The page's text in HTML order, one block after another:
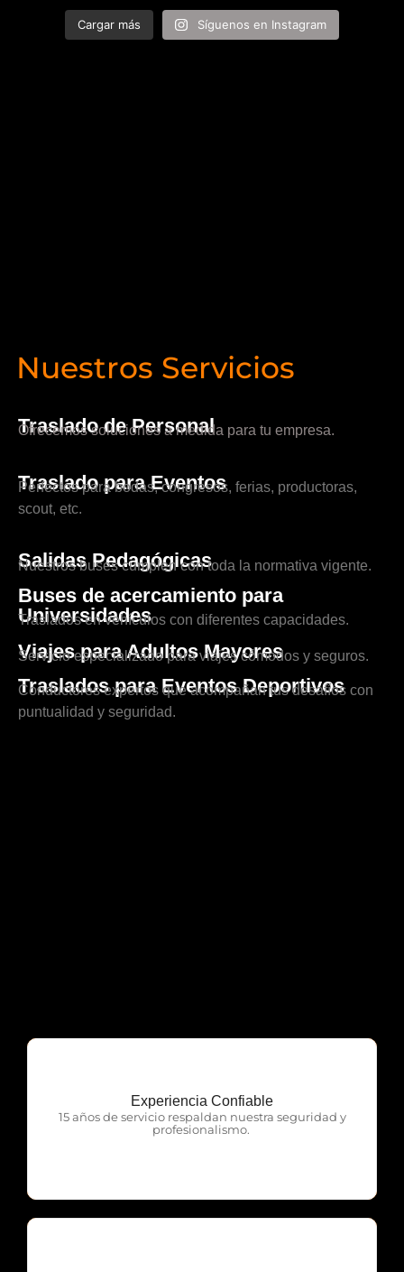
Cargar más Síguenos en Instagram
Nuestros Servicios
Traslado de Personal
Ofrecemos soluciones a medida para tu empresa.
Traslado para Eventos
Perfectos para bodas, congresos, ferias, productoras,
scout, etc.
Salidas Pedagógicas
Nuestros buses cumplen con toda la normativa vigente.
Buses de acercamiento para
Universidades
Traslados en vehículos con diferentes capacidades.
Viajes para Adultos Mayores
Servicio especializado para viajes cómodos y seguros.
Traslados para Eventos Deportivos
Conductores expertos que acompañan tus desafíos con
puntualidad y seguridad.
Experiencia Confiable
15 años de servicio respaldan nuestra seguridad y
profesionalismo.
OTP Servicios